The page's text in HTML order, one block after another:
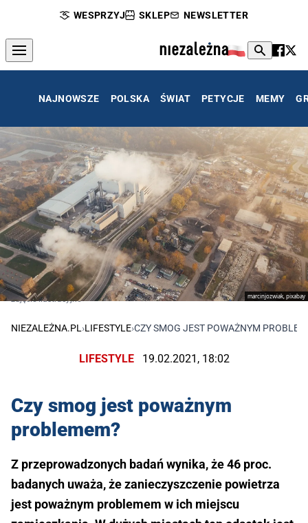
WESPRZYJ SKLEP NEWSLETTER
NAJNOWSZE POLSKA ŚWIAT PETYCJE MEMY
marcinjozwiak, pixabay
zdjęcie ilustracyjne
NIEZALEŻNA.PL›LIFESTYLE›CZY SMOG JEST POWAŻNYM
LIFESTYLE 19.02.2021, 18:02
Czy smog jest poważnym
problemem?
Z przeprowadzonych badań wynika, że 46 proc.
badanych uważa, że zanieczyszczenie powietrza
jest poważnym problemem w ich miejscu